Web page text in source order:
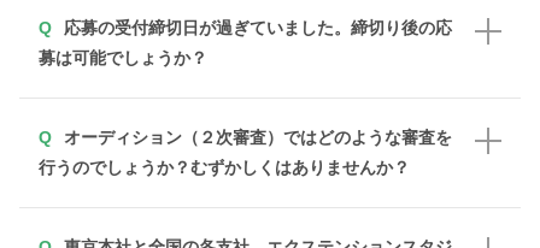
応募の受付締切日が過ぎていました。締切り後の応
募は可能でしょうか？
オーディション（２次審査）ではどのような審査を
行うのでしょうか？むずかしくはありませんか？